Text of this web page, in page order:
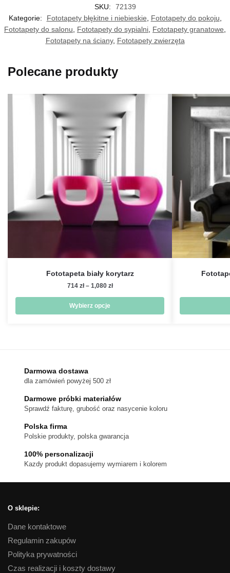
SKU:
72139
Kategorie:
Fototapety błękitne i niebieskie Fototapety do pokoju
Fototapety do salonu
Fototapety do sypialni Fototapety granatowe
Fototapety na ściany, Fototapety zwierzęta
Polecane produkty
Fototapeta biały korytarz
714 zł – 1,080 złZakres
714 zł
Wybierz opcje
Opcje
można
wybrać
stronie
Darmowa dostawa
dla zamówień powyżej 500 zł
Darmowe próbki materiałów
Sprawdź fakturę, grubość oraz nasycenie koloru
Polska firma
Polskie produkty, polska gwarancja
100% personalizacji
Kazdy produkt dopasujemy wymiarem i kolorem
O sklepie:
Dane kontaktowe
Regulamin zakupów
Polityka prywatności
Czas realizacji i koszty dostawy